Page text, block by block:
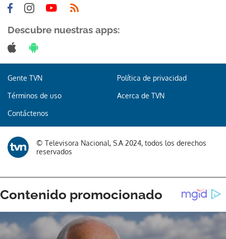
Descubre nuestras apps:
Gente TVN Política de privacidad
Términos de uso Acerca de TVN
Contáctenos
© Televisora Nacional, S.A 2024, todos los derechos
reservados